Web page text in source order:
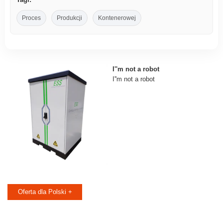
Proces Produkcji Kontenerowej
I''m not a robot
I''m not a robot
Oferta dla Polski +